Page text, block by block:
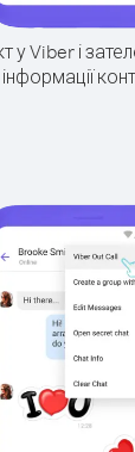
у Viber і
інформації